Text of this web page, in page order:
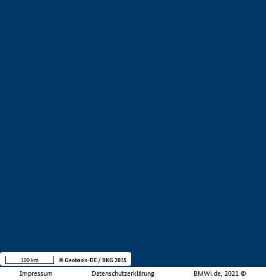
Impressum Datenschutzerklärung BMWi.de, 2021 ©
100 km © Geobasis-DE / BKG 2015